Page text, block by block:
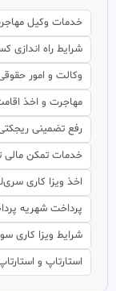
خدمات وکیل
شرایط راه اندازی
وکالت و امور
مهاجرت و اخذ
رفع تضمینی
خدمات تمکن مالی
اخذ ویزا کاری
پرداخت شهریه
شرایط ویزا کاری
استارتاپ و